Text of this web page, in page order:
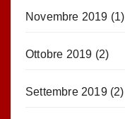
Novembre 2019 (1)
Ottobre 2019 (2)
Settembre 2019(2)